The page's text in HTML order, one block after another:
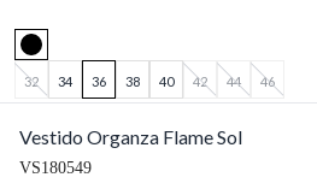
32 34 36 38 40 42 44
46
Vestido Organza Flame Sol
VS180549